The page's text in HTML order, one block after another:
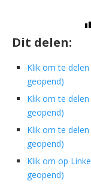
Dit delen:
Klik om te
geopend)
Klik om te
geopend)
Klik om te
geopend)
Klik om op
geopend)